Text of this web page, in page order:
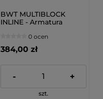
BWT MULTIBLOCK
INLINE - Armatura
0 ocen
384,00 zł
- +
szt.